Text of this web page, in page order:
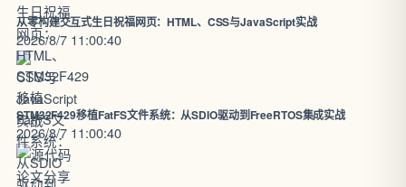
从零构建交互式生日祝福网页：HTML、CSS与JavaScript实战
2026/8/7 11:00:40
STM32F429移植FatFS文件系统：从SDIO驱动到FreeRTOS集成实战
2026/8/7 11:00:40